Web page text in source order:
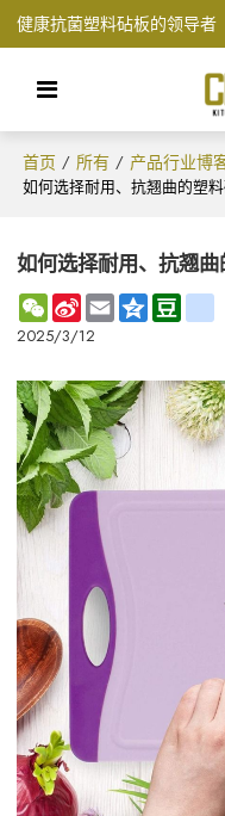
健康抗菌塑料砧板的领导者
首页 / 所有 / 产品行业博
如何选择耐用、抗翘曲的塑
如何选择耐用、抗翘曲
WeChat
Sina
Weibo
Email Qzone
2025/3/12